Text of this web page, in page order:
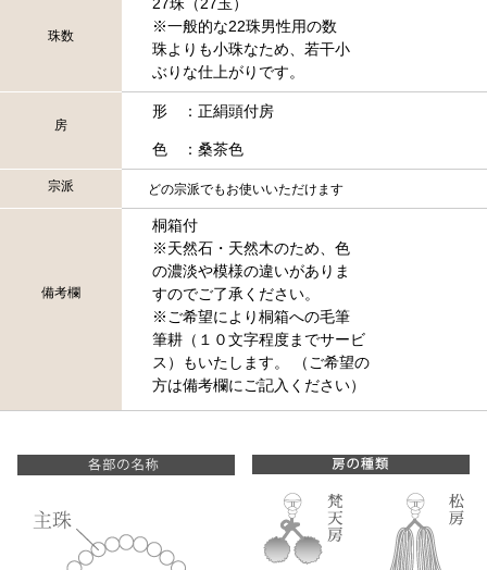
珠数
※一般的な22珠男性用の数
珠よりも小珠なため、若干小
ぶりな仕上がりです。
房
形 ：正絹頭付房
色 ：桑茶色
宗派 どの宗派でもお使いいただけます
備考欄
桐箱付
※天然石・天然木のため、色
の濃淡や模様の違いがありま
すのでご了承ください。
※ご希望により桐箱への毛筆
筆耕（１０文字程度までサービ
ス）もいたします。 （ご希望の
方は備考欄にご記入ください）